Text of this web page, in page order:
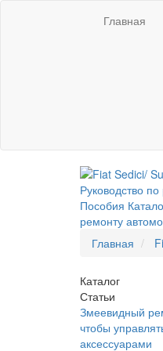
Главная
Главная
Каталог
Статьи
Змеевидный
чтобы
аксессуарами